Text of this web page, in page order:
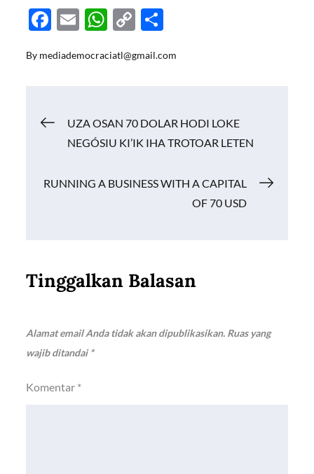
F
e
o
E
ail
W
at
p
p
C
p
n
k
ar
By mediademocraciatl@gmail.com
Navigasi
UZA OSAN 70 DOLAR HODI LOKE
NEGÓSIU KI’IK IHA TROTOAR LETEN
RUNNING A BUSINESS WITH A CAPITAL
OF 70 USD
Tinggalkan Balasan
Alamat email Anda tidak akan dipublikasikan. Ruas yang
wajib ditandai*
Komentar *